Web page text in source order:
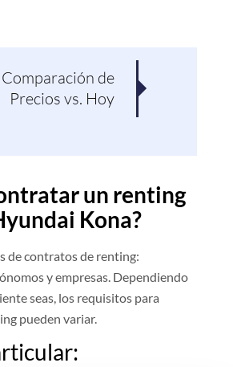
Comparación de
Precios vs. Hoy
un renting
Kona?
de contratos de renting:
y empresas. Dependiendo
seas, los requisitos para
pueden variar.